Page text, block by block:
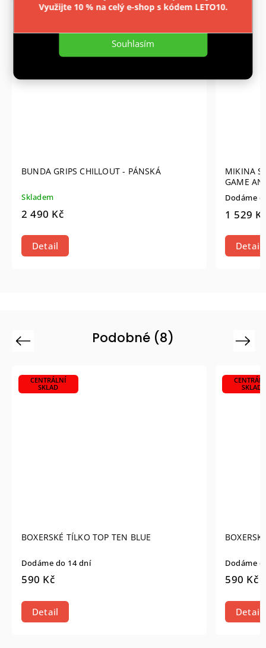
Nastavení
Souhlasím
Využijte 10 % na celý e-shop s kódem LETO10.
CENTRÁLNÍ
BUNDA GRIPS CHILLOUT - PÁNSKÁ
Skladem
2 490 Kč
Detail
MIKINA S
GAME
Dodáme
1 529
Detail
Podobné (8)
Previous
CENTRÁLNÍ
SKLAD
BOXERSKÉ TÍLKO TOP TEN BLUE
Dodáme do 14 dní
590 Kč
Detail
SKLAD
Dodáme
590 Kč
Detail
Next